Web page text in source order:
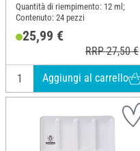
Quantità di riempimento: 12 ml;
Contenuto: 24 pezzi
25,99 €
RRP 27,50 €
Aggiungi al carrello